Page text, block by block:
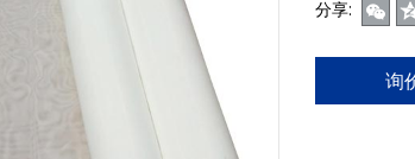
分享:
询